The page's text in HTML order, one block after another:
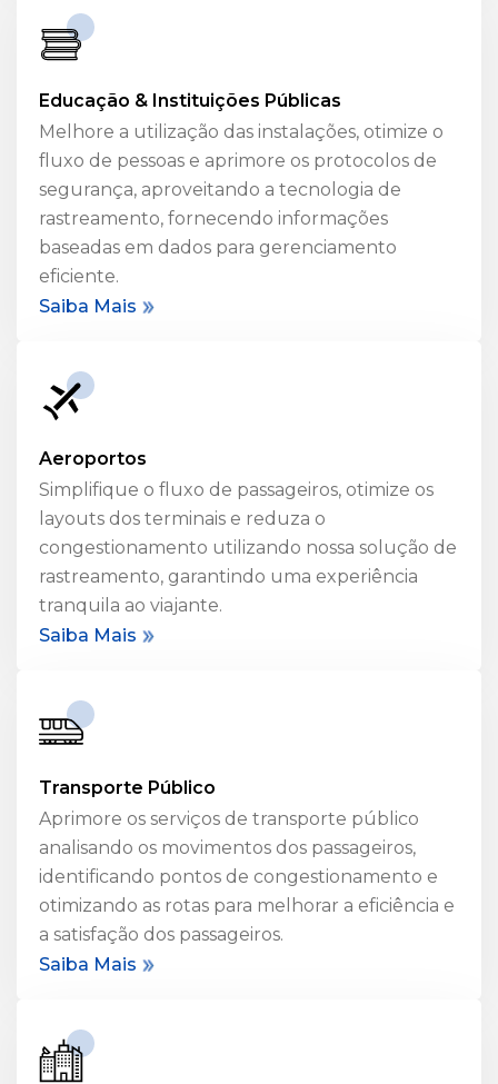
Educação & Instituições Públicas
Melhore a utilização das instalações, otimize o
fluxo de pessoas e aprimore os protocolos de
segurança, aproveitando a tecnologia de
rastreamento, fornecendo informações
baseadas em dados para gerenciamento
eficiente.
Saiba Mais
Aeroportos
Simplifique o fluxo de passageiros, otimize os
layouts dos terminais e reduza o
congestionamento utilizando nossa solução de
rastreamento, garantindo uma experiência
tranquila ao viajante.
Saiba Mais
Transporte Público
Aprimore os serviços de transporte público
analisando os movimentos dos passageiros,
identificando pontos de congestionamento e
otimizando as rotas para melhorar a eficiência e
a satisfação dos passageiros.
Saiba Mais